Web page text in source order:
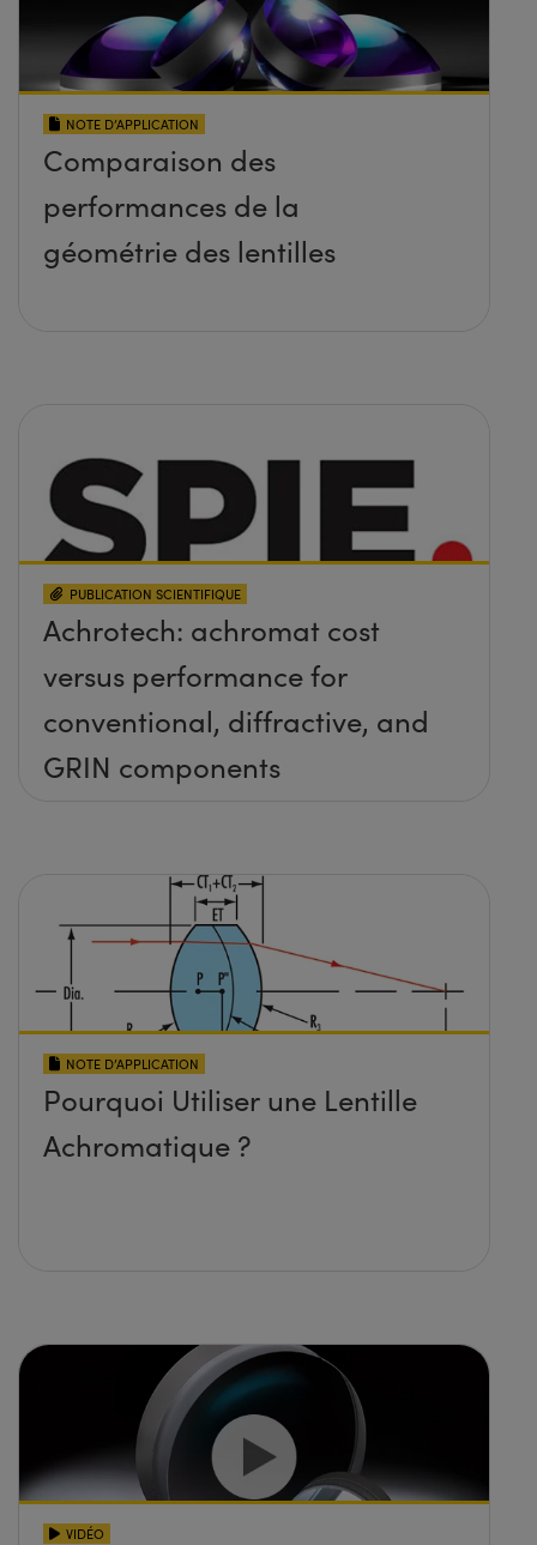
NOTE D’APPLICATION
Comparaison des
performances de la
géométrie des lentilles
PUBLICATION SCIENTIFIQUE
Achrotech: achromat cost
versus performance for
conventional, diffractive, and
GRIN components
NOTE D’APPLICATION
Pourquoi Utiliser une Lentille
Achromatique ?
VIDÉO